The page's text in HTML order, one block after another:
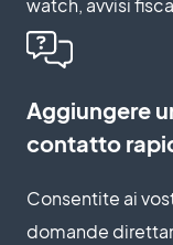
watch, avvisi
Aggiungere
contatto
Consentite ai
domande